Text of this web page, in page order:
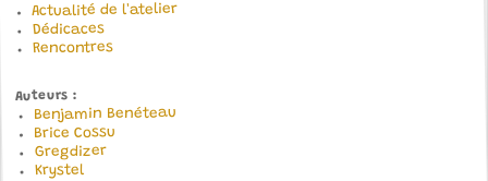
Actualité de l'atelier
Dédicaces
Rencontres
Auteurs
Benjamin Benéteau
Brice Cossu
Gregdizer
Krystel